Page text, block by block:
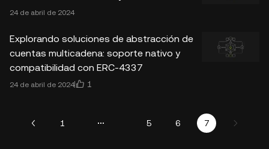
24 de abril de 2024
Explorando soluciones de abstracción de
cuentas multicadena: soporte nativo y
compatibilidad con ERC-4337
24 de abril de 2024 1
1 5 6 7